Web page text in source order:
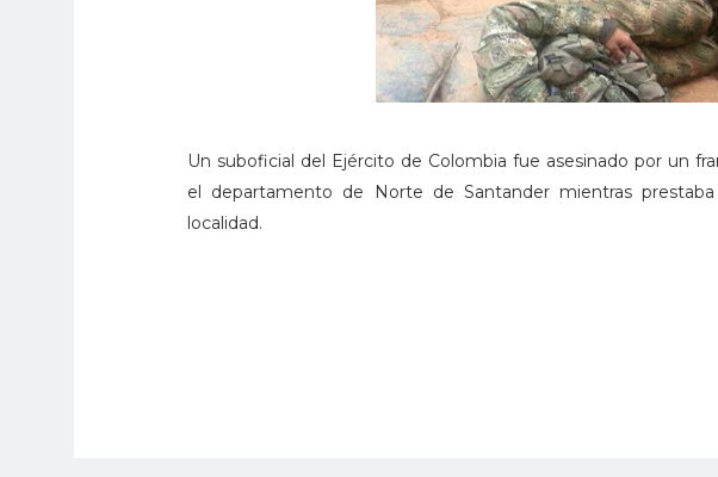
Un suboficial del Ejército de Colombia fue asesinado por un
el departamento de Norte de Santander mientras
localidad.